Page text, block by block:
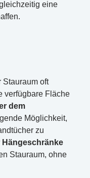
eine
Stauraum oft
verfügbare Fläche
dem
Möglichkeit,
zu
Hängeschränke
Stauraum, ohne